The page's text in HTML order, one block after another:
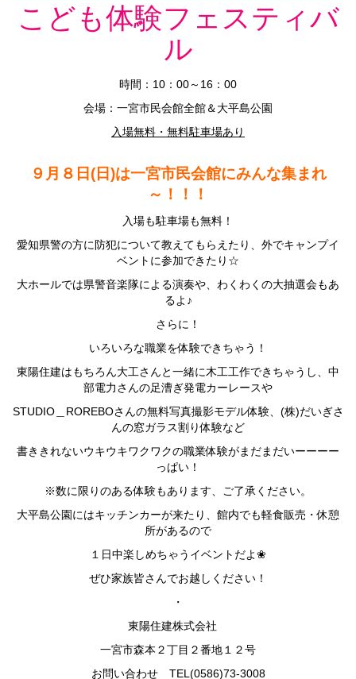
こども体験フェスティバ
ル
時間：10：00～16：00
会場：一宮市民会館全館＆大平島公園
入場無料・無料駐車場あり
９月８日(日)は一宮市民会館にみんな集まれ
～！！！
入場も駐車場も無料！
愛知県警の方に防犯について教えてもらえたり、外でキャンプイ
ベントに参加できたり☆
大ホールでは県警音楽隊による演奏や、わくわくの大抽選会もあ
るよ♪
さらに！
いろいろな職業を体験できちゃう！
東陽住建はもちろん大工さんと一緒に木工工作できちゃうし、中
部電力さんの足漕ぎ発電カーレースや
STUDIO＿ROREBOさんの無料写真撮影モデル体験、(株)だいぎさ
んの窓ガラス割り体験など
書ききれないウキウキワクワクの職業体験がまだまだいーーーー
っぱい！
※数に限りのある体験もあります、ご了承ください。
大平島公園にはキッチンカーが来たり、館内でも軽食販売・休憩
所があるので
１日中楽しめちゃうイベントだよ❀
ぜひ家族皆さんでお越しください！
・
東陽住建株式会社
一宮市森本２丁目２番地１２号
お問い合わせ TEL(0586)73-3008